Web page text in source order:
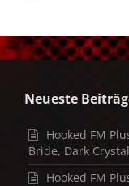
Neueste
Hooked FM
Bride, Dark
Hooked FM